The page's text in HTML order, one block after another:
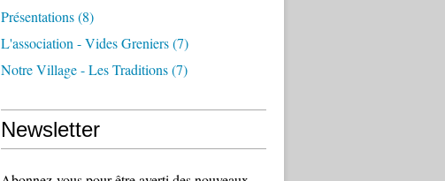
Présentations(8)
L'association - Vides Greniers(7)
Notre Village - Les Traditions(7)
Newsletter